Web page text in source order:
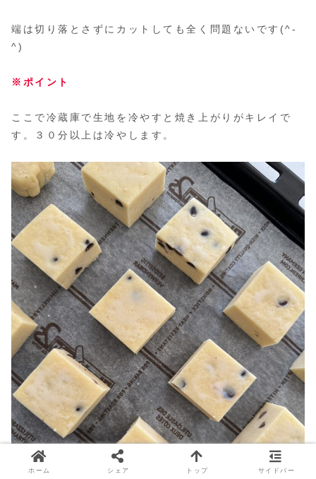
端は切り落とさずにカットしても全く問題ないです(^-
^)
※ポイント
ここで冷蔵庫で生地を冷やすと焼き上がりがキレイで
す。３０分以上は冷やします。
ホーム シェア トップ サイドバー